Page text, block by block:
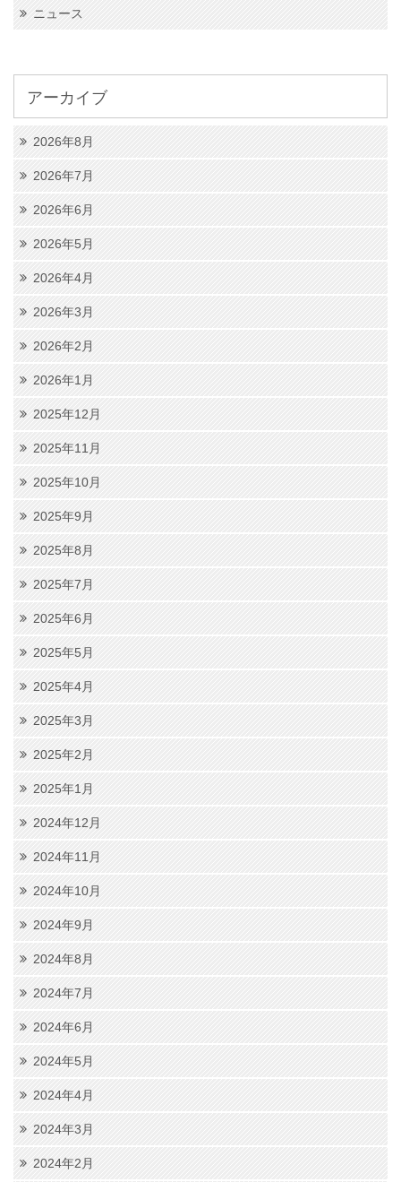
ニュース
アーカイブ
2026年8月
2026年7月
2026年6月
2026年5月
2026年4月
2026年3月
2026年2月
2026年1月
2025年12月
2025年11月
2025年10月
2025年9月
2025年8月
2025年7月
2025年6月
2025年5月
2025年4月
2025年3月
2025年2月
2025年1月
2024年12月
2024年11月
2024年10月
2024年9月
2024年8月
2024年7月
2024年6月
2024年5月
2024年4月
2024年3月
2024年2月